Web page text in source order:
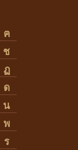
ฅ
ช
ฏ
ด
น
พ
ร